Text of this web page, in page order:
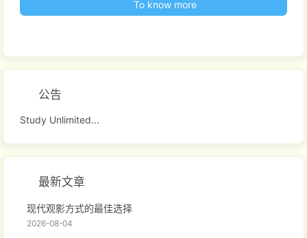
To know more
公告
Study Unlimited...
最新文章
现代观影方式的最佳选择
2026-08-04